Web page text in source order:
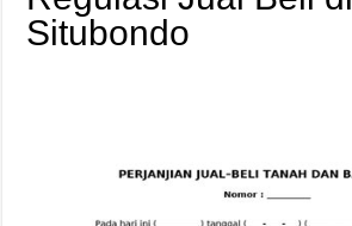
Situbondo